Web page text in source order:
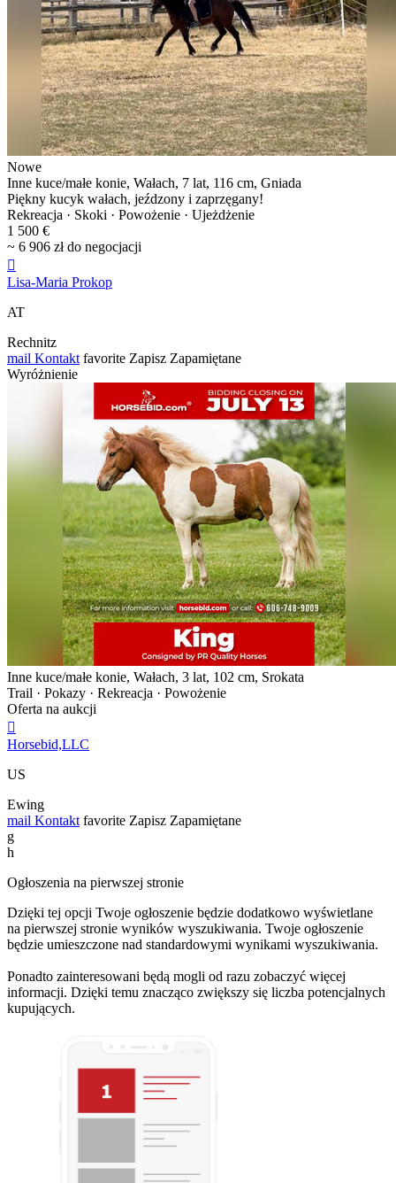
Nowe
Inne kuce/małe konie, Wałach, 7 lat, 116 cm, Gniada
Piękny kucyk wałach, jeźdzony i zaprzęgany!
Rekreacja · Skoki · Powożenie · Ujeżdżenie
1 500 €
~ 6 906 zł do negocjacji

Lisa-Maria Prokop
AT
Rechnitz
mail Kontakt favorite Zapisz Zapamiętane
Wyróżnienie
Inne kuce/małe konie, Wałach, 3 lat, 102 cm, Srokata
Trail · Pokazy · Rekreacja · Powożenie
Oferta na aukcji

Horsebid,LLC
US
Ewing
mail Kontakt favorite Zapisz Zapamiętane
g
h
Ogłoszenia na pierwszej stronie
Dzięki tej opcji Twoje ogłoszenie będzie dodatkowo wyświetlane
na pierwszej stronie wyników wyszukiwania. Twoje ogłoszenie
będzie umieszczone nad standardowymi wynikami wyszukiwania.
Ponadto zainteresowani będą mogli od razu zobaczyć więcej
informacji. Dzięki temu znacząco zwiększy się liczba potencjalnych
kupujących.